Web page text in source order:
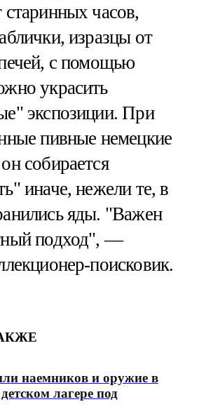
часов,
изразцы от
с помощью
украсить
экспозиции. При
пивные немецкие
собирается
иначе, нежели те, в
яды. "Важен
подход", —
поисковик.
наемников и оружие в
лагере под